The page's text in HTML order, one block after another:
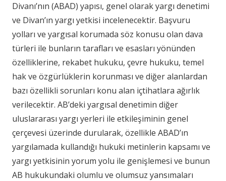
Divanı’nın (ABAD) yapısı, genel olarak yargı denetimi
ve Divan’ın yargı yetkisi incelenecektir. Başvuru
yolları ve yargısal korumada söz konusu olan dava
türleri ile bunların tarafları ve esasları yönünden
özelliklerine, rekabet hukuku, çevre hukuku, temel
hak ve özgürlüklerin korunması ve diğer alanlardan
bazı özellikli sorunları konu alan içtihatlara ağırlık
verilecektir. AB’deki yargısal denetimin diğer
uluslararası yargı yerleri ile etkileşiminin genel
çerçevesi üzerinde durularak, özellikle ABAD’ın
yargılamada kullandığı hukuki metinlerin kapsamı ve
yargı yetkisinin yorum yolu ile genişlemesi ve bunun
AB hukukundaki olumlu ve olumsuz yansımaları